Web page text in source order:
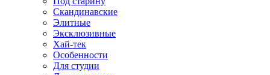
Скандинавские
Элитные
Эксклюзивные
Хай-тек
Особенности
Для студии